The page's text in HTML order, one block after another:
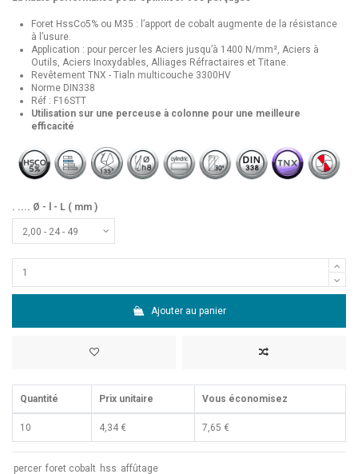
Foret HssCo5% ou M35 : l’apport de cobalt augmente de la résistance
à l’usure.
Application : pour percer les Aciers jusqu’à 1400 N/mm², Aciers à
Outils, Aciers Inoxydables, Alliages Réfractaires et Titane.
Revêtement TNX - Tialn multicouche 3300HV
Norme DIN338
Réf : F16STT
Utilisation sur une perceuse à colonne pour une meilleure
efficacité
. .... Ø - l - L ( mm )
Ajouter au panier
Quantité Prix unitaire Vous économisez
10 4,34 € 7,65 €
percer foret cobalt hss affûtage